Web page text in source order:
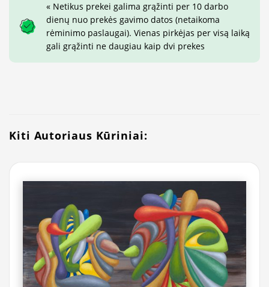
« Netikus prekei galima grąžinti per 10 darbo
dienų nuo prekės gavimo datos (netaikoma
rėminimo paslaugai). Vienas pirkėjas per visą laiką
gali grąžinti ne daugiau kaip dvi prekes
Kiti Autoriaus Kūriniai: